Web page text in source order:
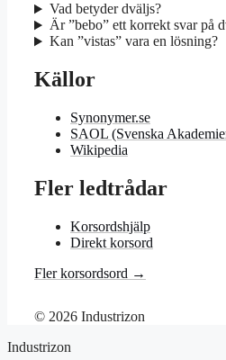
Vad betyder dväljs?
Är ”bebo” ett korrekt svar på
Kan ”vistas” vara en lösning?
Källor
Synonymer.se
SAOL (Svenska
Wikipedia
Fler ledtrådar
Korsordshjälp
Direkt korsord
Fler korsordsord →
© 2026 Industrizon
Industrizon